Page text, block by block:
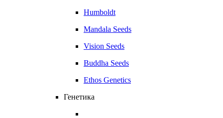
Humboldt
Mandala Seeds
Vision Seeds
Buddha Seeds
Ethos Genetics
Генетика